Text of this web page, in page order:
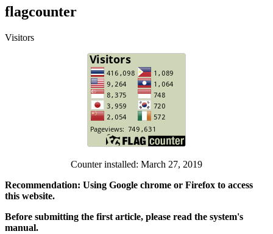
flagcounter
Visitors
Counter installed: March 27, 2019
Recommendation: Using Google chrome or Firefox to access
this website.
Before submitting the first article, please read the system's
manual.